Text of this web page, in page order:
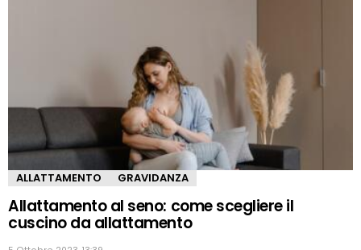
ALLATTAMENTO GRAVIDANZA
Allattamento al seno: come scegliere il
cuscino da allattamento